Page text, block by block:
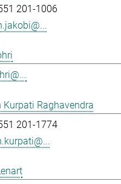
201-1006
Kurpati Raghavendra
201-1774